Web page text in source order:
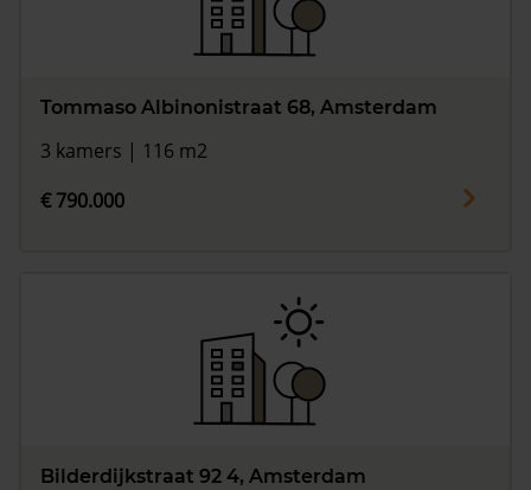
Tommaso Albinonistraat 68, Amsterdam
3 kamers | 116 m2
€ 790.000
Bilderdijkstraat 92 4, Amsterdam